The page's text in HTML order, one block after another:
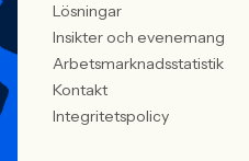
Lösningar
Insikter och evenemang
Arbetsmarknadsstatistik
Kontakt
Integritetspolicy